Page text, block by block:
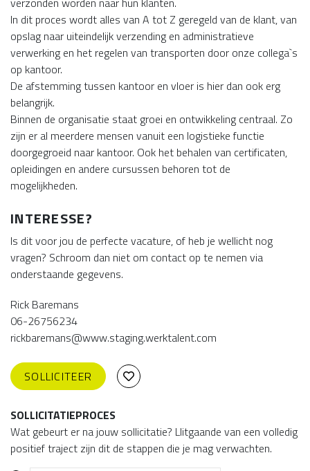
In dit proces wordt alles van A tot Z geregeld van de klant, van
opslag naar uiteindelijk verzending en administratieve
verwerking en het regelen van transporten door onze collega`s
op kantoor.
De afstemming tussen kantoor en vloer is hier dan ook erg
belangrijk.
Binnen de organisatie staat groei en ontwikkeling centraal. Zo
zijn er al meerdere mensen vanuit een logistieke functie
doorgegroeid naar kantoor. Ook het behalen van certificaten,
opleidingen en andere cursussen behoren tot de
mogelijkheden.
INTERESSE?
Is dit voor jou de perfecte vacature, of heb je wellicht nog
vragen? Schroom dan niet om contact op te nemen via
onderstaande gegevens.
Rick Baremans
06-26756234
rickbaremans@www.staging.werktalent.com
SOLLICITEER
SOLLICITATIEPROCES
Wat gebeurt er na jouw sollicitatie? Llitgaande van een volledig
positief traject zijn dit de stappen die je mag verwachten.